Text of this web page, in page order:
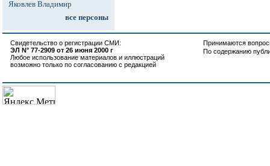
Яковлев Владимир
все персоны
Свидетельство о регистрации СМИ:
ЭЛ N° 77-2909 от 26 июня 2000 г
Любое использование материалов и иллюстраций
возможно только по согласованию с редакцией
Принимаются
По содержанию